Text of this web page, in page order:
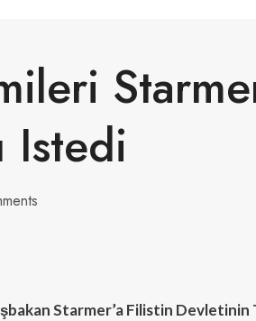
Istedi
Starmer’a Filistin Devletinin